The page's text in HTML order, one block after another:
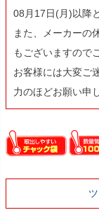
08月17日(月)以降
また、メーカーの
もございますので
お客様には大変ご
力のほどお願い申